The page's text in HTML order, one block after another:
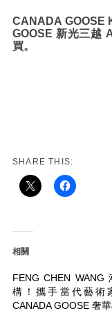
CANADA GOOSE
GOOSE 新光三越
買。
SHARE THIS:
相關
FENG CHEN WANG
構！攜手當代藝術
CANADA GOOSE 奢